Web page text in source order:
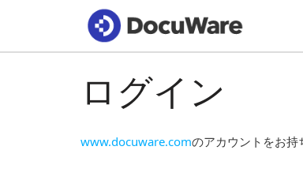
ログイン
www.docuware.comのアカウントをお持